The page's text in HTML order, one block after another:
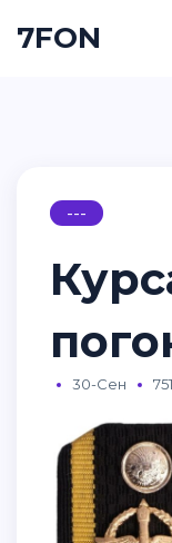
7FON
---
30-Сен